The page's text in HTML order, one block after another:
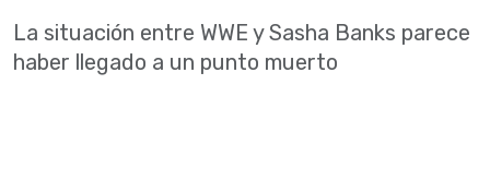
La situación entre WWE y Sasha Banks parece
haber llegado a un punto muerto